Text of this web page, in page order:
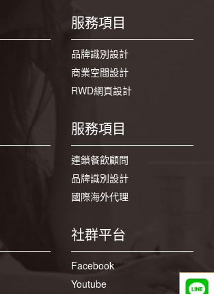
服務項目
品牌識別設計
商業空間設計
RWD網頁設計
服務項目
連鎖餐飲顧問
品牌識別設計
國際海外代理
社群平台
Facebook
Youtube